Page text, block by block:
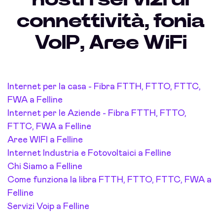
connettività, fonia
VoIP, Aree WiFi
Internet per la casa - Fibra FTTH, FTTO, FTTC,
FWA a Felline
Internet per le Aziende - Fibra FTTH, FTTO,
FTTC, FWA a Felline
Aree WIFI a Felline
Internet Industria e Fotovoltaici a Felline
Chi Siamo a Felline
Come funziona la libra FTTH, FTTO, FTTC, FWA a
Felline
Servizi Voip a Felline